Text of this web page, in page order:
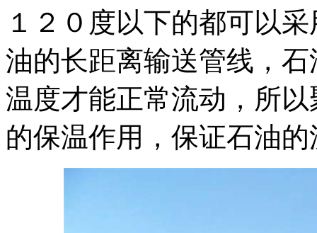
１２０度以下的都可以
油的长距离输送管线，
温度才能正常流动，所
的保温作用，保证石油的